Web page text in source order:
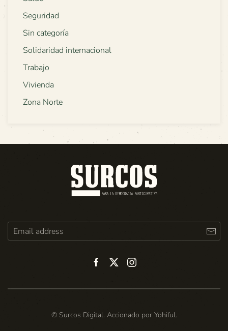
Seguridad
Sin categoría
Solidaridad internacional
Trabajo
Vivienda
Zona Norte
© Surcos Digital. Accionado por Yohiful.